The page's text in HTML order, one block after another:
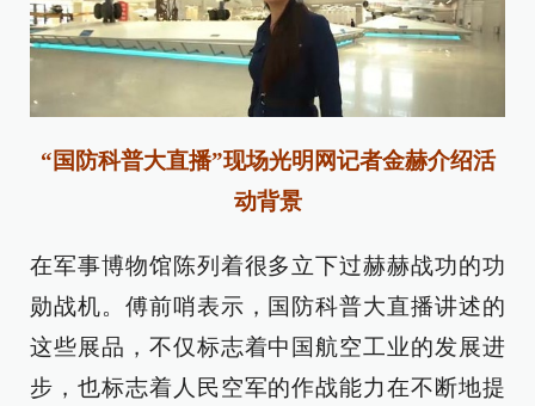
“国防科普大直播”现场光明网记者金赫介绍活
动背景
在军事博物馆陈列着很多立下过赫赫战功的功
勋战机。傅前哨表示，国防科普大直播讲述的
这些展品，不仅标志着中国航空工业的发展进
步，也标志着人民空军的作战能力在不断地提